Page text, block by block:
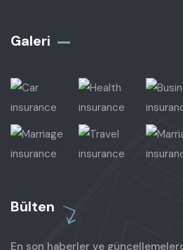
Galeri
Bülten
En son haberler ve